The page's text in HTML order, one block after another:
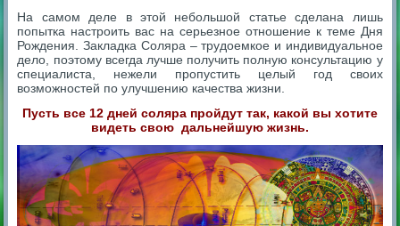
На самом деле в этой небольшой статье сделана лишь
попытка настроить вас на серьезное отношение к теме Дня
Рождения. Закладка Соляра – трудоемкое и индивидуальное
дело, поэтому всегда лучше получить полную консультацию у
специалиста, нежели пропустить целый год своих
возможностей по улучшению качества жизни.
Пусть все 12 дней соляра пройдут так, какой вы хотите
видеть свою дальнейшую жизнь.